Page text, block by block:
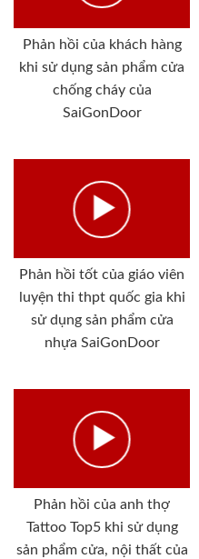
Phản hồi của khách hàng
khi sử dụng sản phẩm cửa
chống cháy của
SaiGonDoor
Phản hồi tốt của giáo viên
luyện thi thpt quốc gia khi
sử dụng sản phẩm cửa
nhựa SaiGonDoor
Phản hồi của anh thợ
Tattoo Top5 khi sử dụng
sản phẩm cửa, nội thất của